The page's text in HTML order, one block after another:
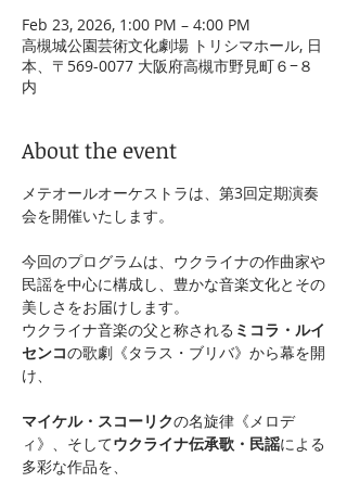
Feb 23, 2026, 1:00 PM – 4:00 PM
高槻城公園芸術文化劇場 トリシマホール, 日
本、〒569-0077 大阪府高槻市野見町６−８
内
About the event
メテオールオーケストラは、第3回定期演奏
会を開催いたします。
今回のプログラムは、ウクライナの作曲家や
民謡を中心に構成し、豊かな音楽文化とその
美しさをお届けします。
ウクライナ音楽の父と称される ミコラ・ルイ
センコの歌劇《タラス・ブリバ》から幕を開
け、
マイケル・スコーリクの名旋律《メロデ
ィ》、そしてウクライナ伝承歌・民謡による
多彩な作品を、